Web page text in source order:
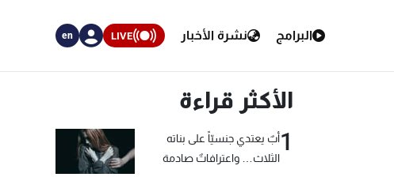
البرامج نشرة الأخبار LIVE
en
الأكثر قراءة
1أبٌ يعتدي جنسيّاً على بناته
الثلاث… واعترافاتٌ صادمة